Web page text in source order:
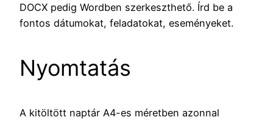
DOCX pedig Wordben szerkeszthető. Írd be a
fontos dátumokat, feladatokat, eseményeket.
Nyomtatás
A kitöltött naptár A4-es méretben azonnal